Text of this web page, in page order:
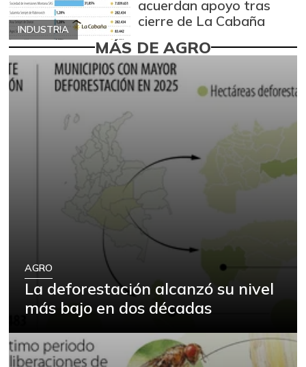
INDUSTRIA
acuerdan apoyo tras
cierre de La Cabaña
MÁS DE AGRO
AGRO
La deforestación alcanzó su nivel
más bajo en dos décadas